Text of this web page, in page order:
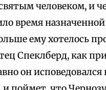
человеком, и
время назначенной
ему хотелось
Спеклберд, как
он исповедовался